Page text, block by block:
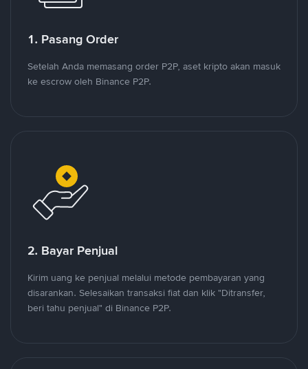
1. Pasang Order
Setelah Anda memasang order P2P, aset kripto akan masuk
ke escrow oleh Binance P2P.
2. Bayar Penjual
Kirim uang ke penjual melalui metode pembayaran yang
disarankan. Selesaikan transaksi fiat dan klik "Ditransfer,
beri tahu penjual" di Binance P2P.